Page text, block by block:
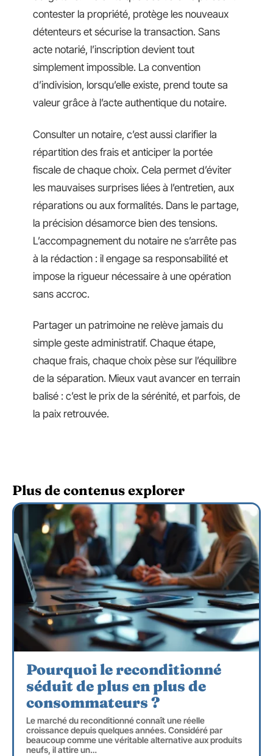
contester la propriété, protège les nouveaux
détenteurs et sécurise la transaction. Sans
acte notarié, l’inscription devient tout
simplement impossible. La convention
d’indivision, lorsqu’elle existe, prend toute sa
valeur grâce à l’acte authentique du notaire.
Consulter un notaire, c’est aussi clarifier la
répartition des frais et anticiper la portée
fiscale de chaque choix. Cela permet d’éviter
les mauvaises surprises liées à l’entretien, aux
réparations ou aux formalités. Dans le partage,
la précision désamorce bien des tensions.
L’accompagnement du notaire ne s’arrête pas
à la rédaction : il engage sa responsabilité et
impose la rigueur nécessaire à une opération
sans accroc.
Partager un patrimoine ne relève jamais du
simple geste administratif. Chaque étape,
chaque frais, chaque choix pèse sur l’équilibre
de la séparation. Mieux vaut avancer en terrain
balisé : c’est le prix de la sérénité, et parfois, de
la paix retrouvée.
Plus de contenus explorer
Pourquoi le reconditionné
séduit de plus en plus de
consommateurs ?
Le marché du reconditionné connaît une réelle
croissance depuis quelques années. Considéré par
beaucoup comme une véritable alternative aux produits
neufs, il attire un…